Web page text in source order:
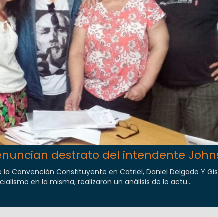
destrato del intendente
Convención Constituyente en Catriel, Daniel Delgado Y
en la misma, realizaron un análisis de lo actu...